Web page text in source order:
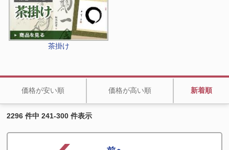
茶掛け
価格が安い順 価格が高い順 新着順
2296 件中 241-300 件表示